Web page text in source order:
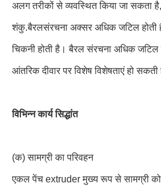
अलग तरीकों से व्यवस्थित किया जा सकता
शंकु.बैरलसंरचना अक्सर अधिक जटिल होती
चिकनी होती है। बैरल संरचना अधिक
आंतरिक दीवार पर विशेष विशेषताएं हो सकती
विभिन्न कार्य सिद्धांत
(क) सामग्री का परिवहन
एकल पेंच extruder मुख्य रूप से सामग्री